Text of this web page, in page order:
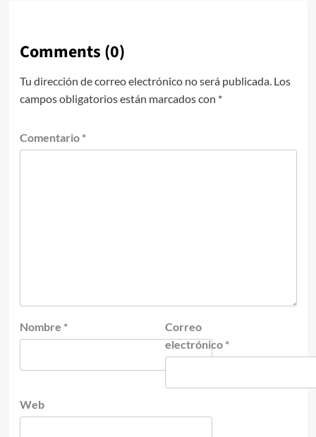
Comments (0)
Tu dirección de correo electrónico no será publicada. Los
campos obligatorios están marcados con *
Comentario *
Nombre *
Correo
electrónico *
Web